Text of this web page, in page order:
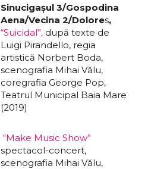
Sinucigașul 3/Gospodina
Aena/Vecina 2/Dolores,
“Suicidal”, după texte de
Luigi Pirandello, regia
artistică Norbert Boda,
scenografia Mihai Vălu,
coregrafia George Pop,
Teatrul Municipal Baia Mare
(2019)
“Make Music Show”
spectacol-concert,
scenografia Mihai Vălu,